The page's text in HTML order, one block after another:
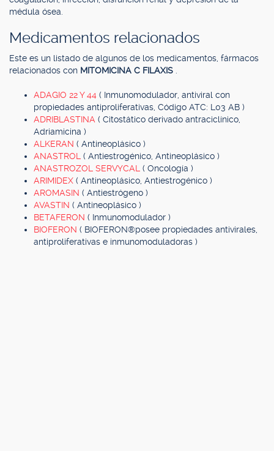
médula ósea.
Medicamentos relacionados
Este es un listado de algunos de los medicamentos, fármacos
relacionados con MITOMICINA C FILAXIS
ADAGIO 22 Y 44 ( Inmunomodulador, antiviral con
propiedades antiproliferativas, Código ATC: L03 AB )
ADRIBLASTINA ( Citostático derivado antraciclínico,
Adriamicina )
ALKERAN ( Antineoplásico )
ANASTROL ( Antiestrogénico, Antineoplásico )
ANASTROZOL SERVYCAL ( Oncología )
ARIMIDEX ( Antineoplásico, Antiestrogénico )
AROMASIN ( Antiestrógeno )
AVASTIN ( Antineoplásico )
BETAFERON ( Inmunomodulador )
BIOFERON ( BIOFERON®posee propiedades antivirales,
antiproliferativas e inmunomoduladoras )